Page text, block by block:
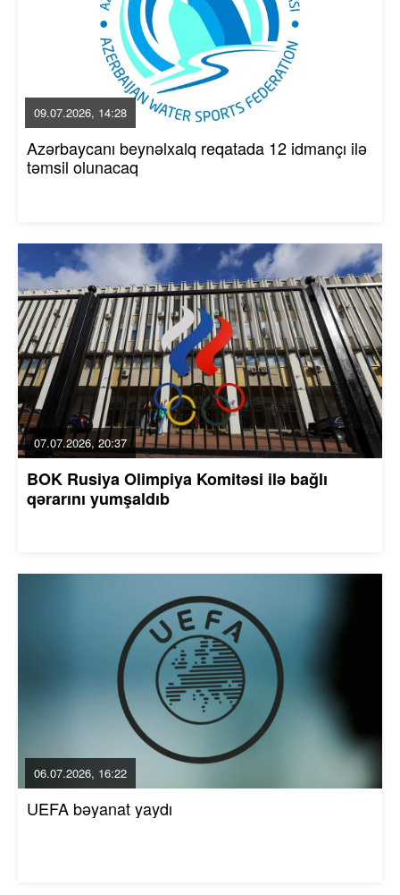
09.07.2026, 14:28
Azərbaycanı beynəlxalq reqatada 12 idmançı ilə
təmsil olunacaq
07.07.2026, 20:37
BOK Rusiya Olimpiya Komitəsi ilə bağlı
qərarını yumşaldıb
06.07.2026, 16:22
UEFA bəyanat yaydı